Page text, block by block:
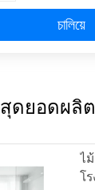
চালিয়ে
สุดยอดผลิ
ไ
โ